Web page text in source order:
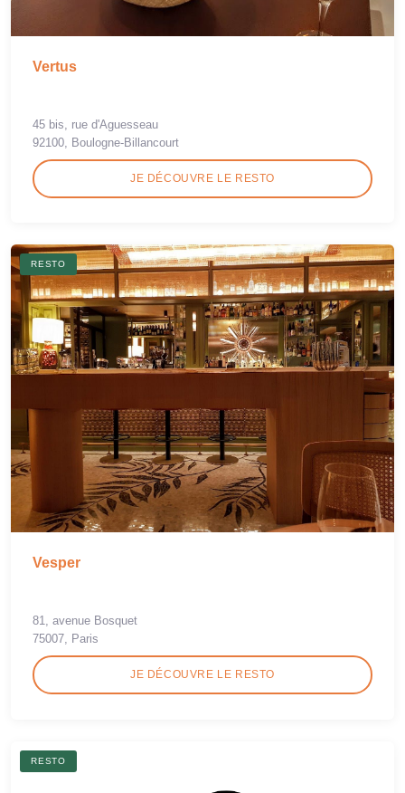
Vertus
45 bis, rue d'Aguesseau
92100, Boulogne-Billancourt
JE DÉCOUVRE LE RESTO
RESTO
Vesper
81, avenue Bosquet
75007, Paris
JE DÉCOUVRE LE RESTO
RESTO